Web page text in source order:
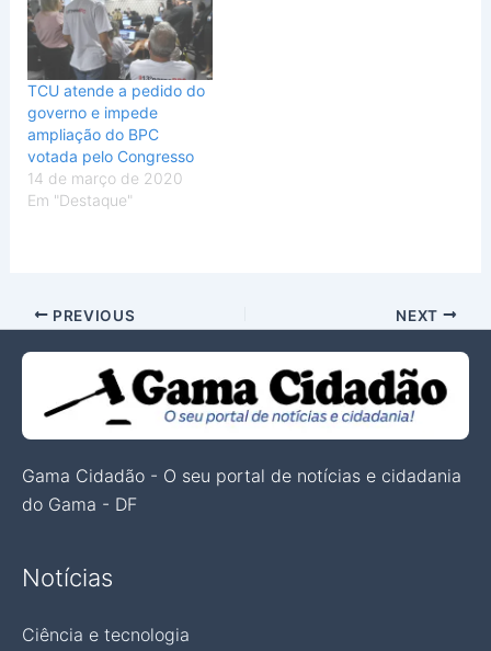
TCU atende a pedido do
governo e impede
ampliação do BPC
votada pelo Congresso
14 de março de 2020
Em "Destaque"
PREVIOUS NEXT
Gama Cidadão - O seu portal de notícias e cidadania
do Gama - DF
Notícias
Ciência e tecnologia